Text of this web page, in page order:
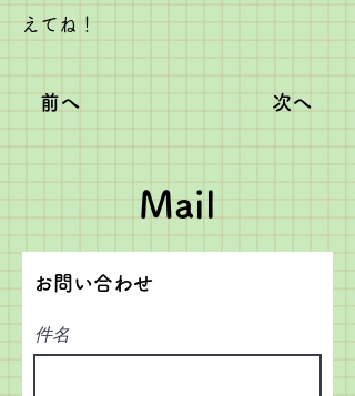
えてね！
前へ 次へ
Mail
お問い合わせ
件名